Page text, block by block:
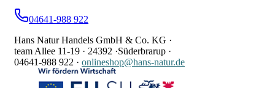
04641-988 922
Hans Natur Handels GmbH & Co. KG ·
team Allee 11-19 · 24392 ·Süderbrarup ·
04641-988 922 · onlineshop@hans-natur.de